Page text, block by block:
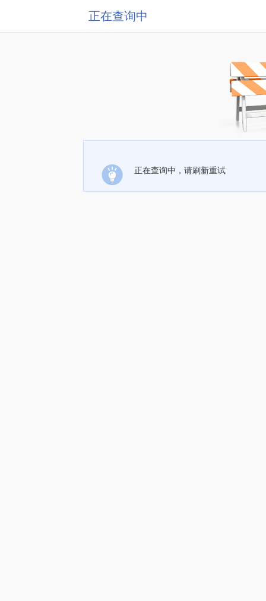
正在查询中
正在查询中，请刷新重试